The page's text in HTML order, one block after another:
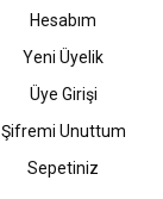
Hesabım
Yeni Üyelik
Üye Girişi
Şifremi Unuttum
Sepetiniz